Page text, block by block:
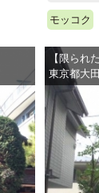
モッコク
【限られ
東京都大